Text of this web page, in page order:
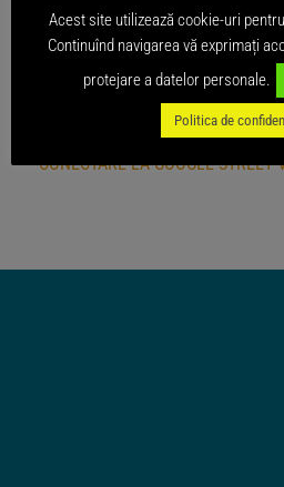
CONECTARE LA GOOGLE STREET
Acest site utilizează cookie-uri
Continuînd navigarea vă exprimați
protejare a datelor personale.
Politica de